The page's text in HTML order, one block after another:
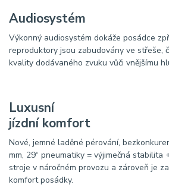
Audiosystém
Výkonný audiosystém dokáže posádce
reproduktory jsou zabudovány ve střeše,
kvality dodávaného zvuku vůči vnějšímu
Luxusní
jízdní komfort
Nové, jemné laděné pérování,
mm, 29“ pneumatiky = výjimečná stabilita
stroje v náročném provozu a zároveň je
komfort posádky.